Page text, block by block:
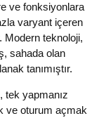
ve fonksiyonlara
varyant içeren
Modern teknoloji,
sahada olan
tanımıştır.
tek yapmanız
ve oturum açmak